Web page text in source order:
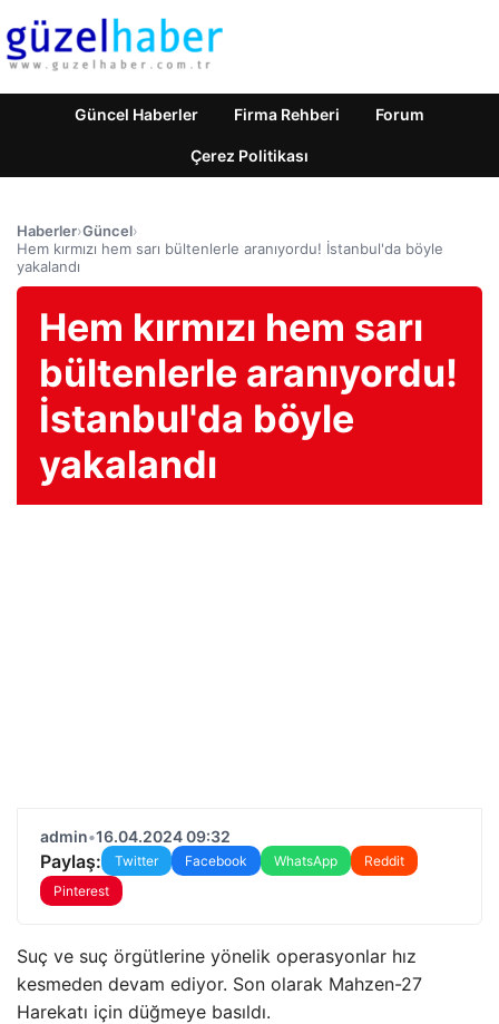
Güncel Haberler Firma Rehberi Forum
Çerez Politikası
Haberler›Güncel›
Hem kırmızı hem sarı bültenlerle aranıyordu! İstanbul'da böyle
yakalandı
Hem kırmızı hem sarı
bültenlerle aranıyordu!
İstanbul'da böyle
yakalandı
admin•16.04.2024 09:32
Paylaş: Twitter Facebook WhatsApp
Reddit
Pinterest
Suç ve suç örgütlerine yönelik operasyonlar hız
kesmeden devam ediyor. Son olarak Mahzen-27
Harekatı için düğmeye basıldı.